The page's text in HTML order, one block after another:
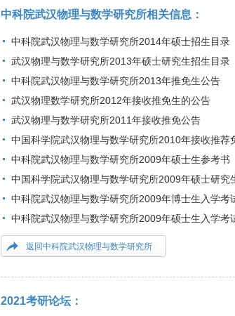
中科院武汉物理与数学研究所相关信息：
中科院武汉物理与数学研究所2014年硕士招生目录
武汉物理与数学研究所2013年硕士研究生招生目录
中科院武汉物理与数学研究所2013年推免生公告
武汉物理数学研究所2012年接收推免生的公告
武汉物理与数学研究所2011年接收推免公告
中国科学院武汉物理与数学研究所2010年接收推荐
中科院武汉物理与数学研究所2009年硕士生参考书
中国科学院武汉物理与数学研究所2009年硕士研究
中科院武汉物理与数学研究所2009年博士生入学考
中科院武汉物理与数学研究所2009年硕士生入学考
返回中科院武汉物理与数学研究所
2021考研论坛：